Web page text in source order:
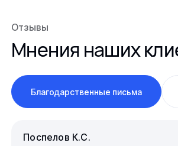
Отзывы
Мнения наших
Благодарственные письма
Поспелов К.С.